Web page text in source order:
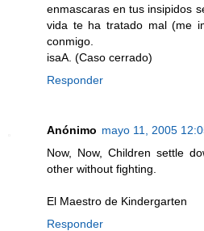
enmascaras en tus insipidos
vida te ha tratado mal (me
conmigo.
isaA. (Caso cerrado)
Responder
Anónimo mayo 11, 2005
Now, Now, Children settle
other without fighting.
El Maestro de Kindergarten
Responder